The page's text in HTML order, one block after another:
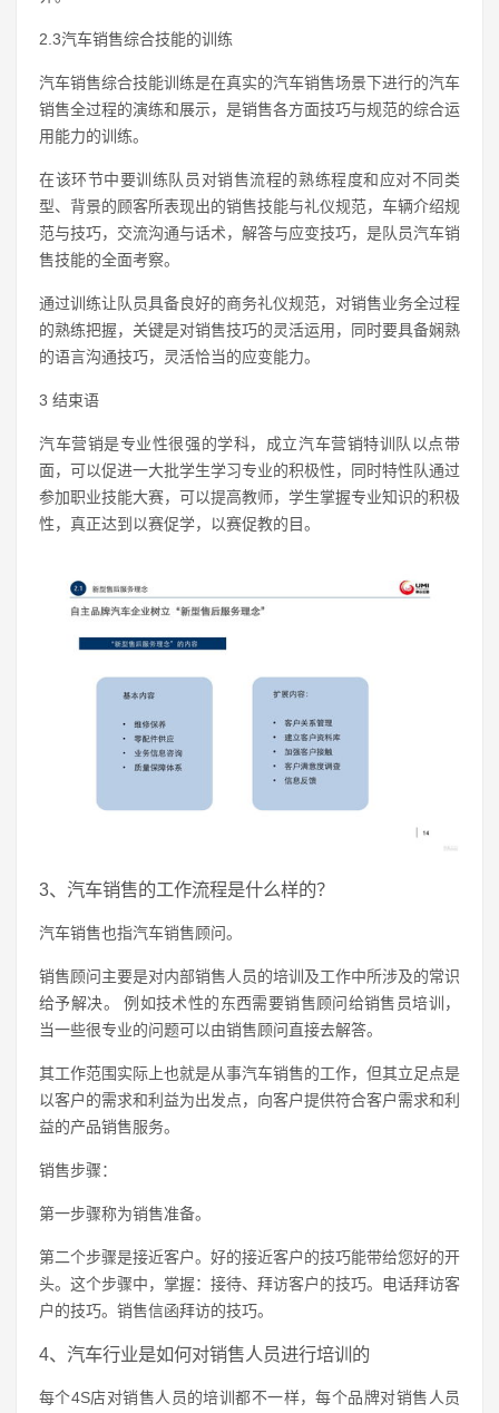
2.3汽车销售综合技能的训练
汽车销售综合技能训练是在真实的汽车销售场景下进行的汽车
销售全过程的演练和展示，是销售各方面技巧与规范的综合运
用能力的训练。
在该环节中要训练队员对销售流程的熟练程度和应对不同类
型、背景的顾客所表现出的销售技能与礼仪规范，车辆介绍规
范与技巧，交流沟通与话术，解答与应变技巧，是队员汽车销
售技能的全面考察。
通过训练让队员具备良好的商务礼仪规范，对销售业务全过程
的熟练把握，关键是对销售技巧的灵活运用，同时要具备娴熟
的语言沟通技巧，灵活恰当的应变能力。
3 结束语
汽车营销是专业性很强的学科，成立汽车营销特训队以点带
面，可以促进一大批学生学习专业的积极性，同时特性队通过
参加职业技能大赛，可以提高教师，学生掌握专业知识的积极
性，真正达到以赛促学，以赛促教的目。
3、汽车销售的工作流程是什么样的？
汽车销售也指汽车销售顾问。
销售顾问主要是对内部销售人员的培训及工作中所涉及的常识
给予解决。 例如技术性的东西需要销售顾问给销售员培训，
当一些很专业的问题可以由销售顾问直接去解答。
其工作范围实际上也就是从事汽车销售的工作，但其立足点是
以客户的需求和利益为出发点，向客户提供符合客户需求和利
益的产品销售服务。
销售步骤：
第一步骤称为销售准备。
第二个步骤是接近客户。好的接近客户的技巧能带给您好的开
头。这个步骤中，掌握：接待、拜访客户的技巧。电话拜访客
户的技巧。销售信函拜访的技巧。
4、汽车行业是如何对销售人员进行培训的
每个4S店对销售人员的培训都不一样，每个品牌对销售人员